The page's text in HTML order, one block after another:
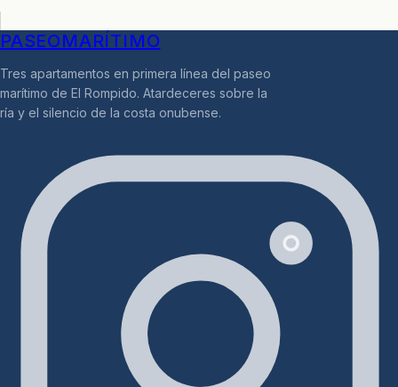
PASEOMARÍTIMO
Tres apartamentos en primera línea del paseo
marítimo de El Rompido. Atardeceres sobre la
ría y el silencio de la costa onubense.